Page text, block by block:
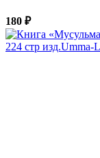
180 ₽